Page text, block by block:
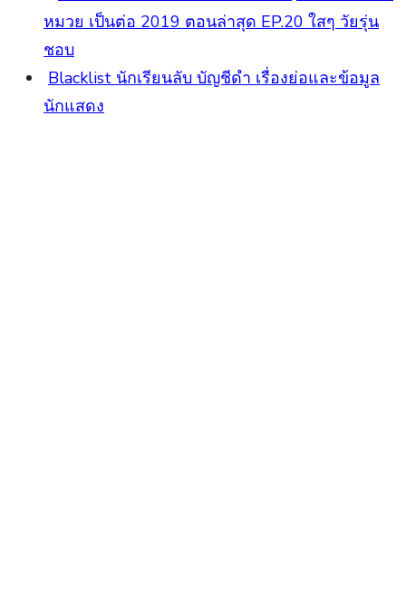
หมวย เป็นต่อ 2019 ตอนล่าสุด EP.20 ใสๆ วัยรุ่น
ชอบ
Blacklist นักเรียนลับ บัญชีดำ เรื่องย่อและข้อมูล
นักแสดง